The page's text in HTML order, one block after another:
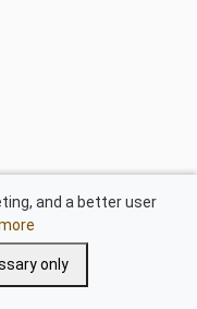
and a better user
only